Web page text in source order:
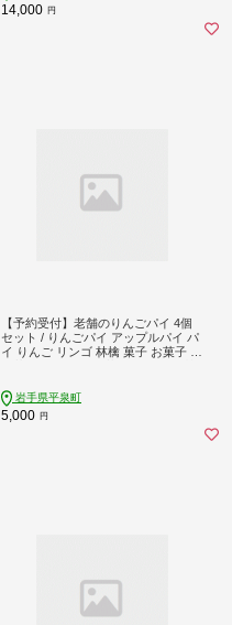
14,000 円
【予約受付】老舗のりんごパイ 4個
セット / りんごパイ アップルパイ パ
イ りんご リンゴ 林檎 菓子 お菓子 焼
岩手県平泉町
5,000 円